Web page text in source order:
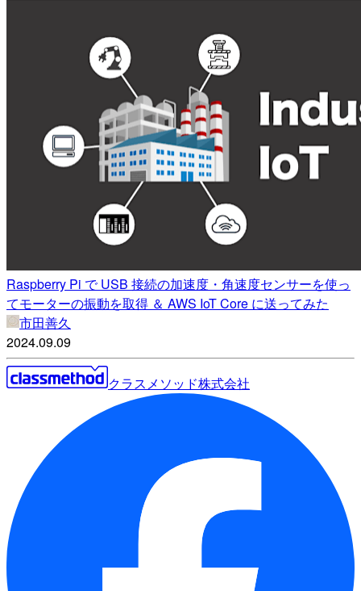
Raspberry Pi で USB 接続の加速度・角速度センサーを使っ
てモーターの振動を取得 ＆ AWS IoT Core に送ってみた
市田善久
2024.09.09
クラスメソッド株式会社